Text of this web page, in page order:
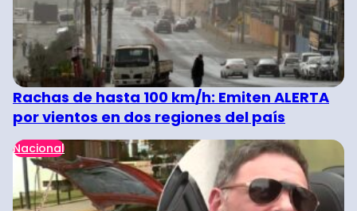
Rachas de hasta 100 km/h: Emiten ALERTA
por vientos en dos regiones del país
Nacional